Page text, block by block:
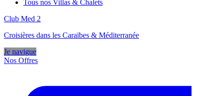
Tous nos Villas & Chalets
Club Med 2
Croisières dans les Caraïbes & Méditerranée
Je navigue
Nos Offres